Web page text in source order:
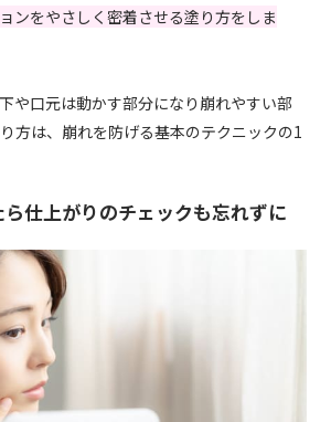
ンをやさしく密着させる塗り方をしま
や口元は動かす部分になり崩れやすい部
方は、崩れを防げる基本のテクニックの1
仕上がりのチェックも忘れずに